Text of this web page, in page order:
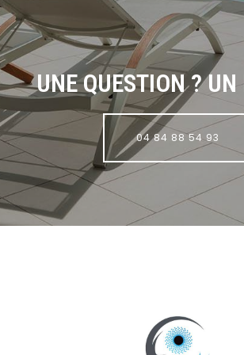
UNE QUESTION ? UN
04 84 88 54 93